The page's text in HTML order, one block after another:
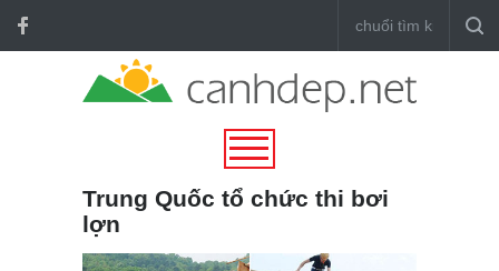
Trung Quốc tổ chức thi bơi
lợn